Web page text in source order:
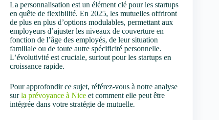
La personnalisation est un élément clé pour les startups
en quête de flexibilité. En 2025, les mutuelles offriront
de plus en plus d’options modulables, permettant aux
employeurs d’ajuster les niveaux de couverture en
fonction de l’âge des employés, de leur situation
familiale ou de toute autre spécificité personnelle.
L’évolutivité est cruciale, surtout pour les startups en
croissance rapide.
Pour approfondir ce sujet, référez-vous à notre analyse
surla prévoyance à Nice et comment elle peut être
intégrée dans votre stratégie de mutuelle.